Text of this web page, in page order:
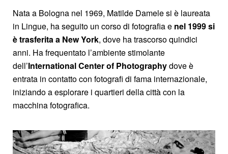
Nata a Bologna nel 1969, Matilde Damele si è laureata
in Lingue, ha seguito un corso di fotografia e nel 1999 si
è trasferita a New York, dove ha trascorso quindici
anni. Ha frequentato l’ambiente stimolante
dell’International Center of Photographydove è
entrata in contatto con fotografi di fama internazionale,
iniziando a esplorare i quartieri della città con la
macchina fotografica.